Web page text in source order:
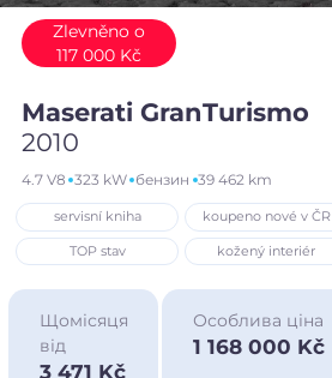
Zlevněno o
117 000 Kč
Maserati GranTurismo
2010
4.7 V8 323 kW бензин 39 462 km
servisní kniha koupeno nové v ČR
TOP stav kožený interiér
Щомісяця
від
3 471 Kč
Особлива ціна
1 168 000 Kč